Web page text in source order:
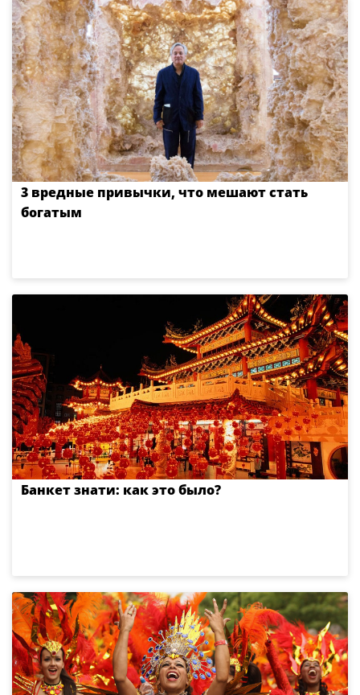
3 вредные привычки, что мешают стать
богатым
Банкет знати: как это было?